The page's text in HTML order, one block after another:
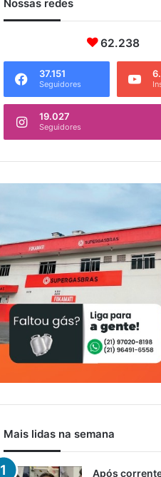
Nossas redes
62.238
37.151
Seguidores
19.027
Seguidores
Mais lidas na semana
Após